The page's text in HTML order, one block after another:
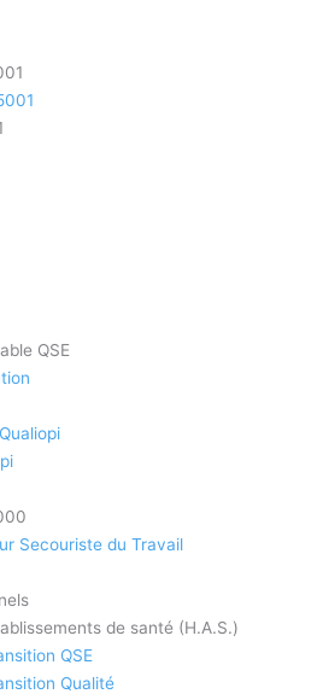
QSE
Secouriste du Travail
de santé (H.A.S.)
QSE
Qualité